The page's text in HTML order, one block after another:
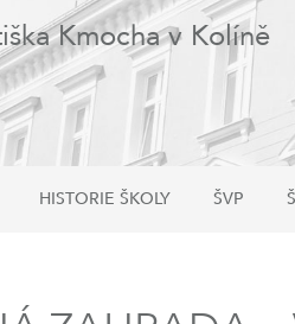
Kmocha v Kolíně
HISTORIE ŠKOLY ŠVP